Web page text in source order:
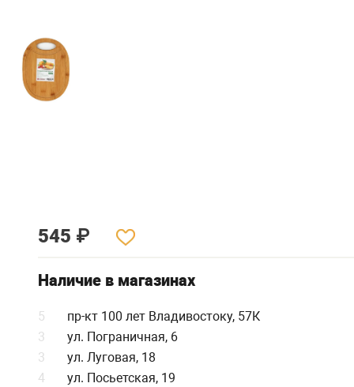
545 ₽
Наличие в магазинах
5
пр-кт 100 лет Владивостоку, 57К
3
ул. Пограничная, 6
3
ул. Луговая, 18
4
ул. Посьетская, 19